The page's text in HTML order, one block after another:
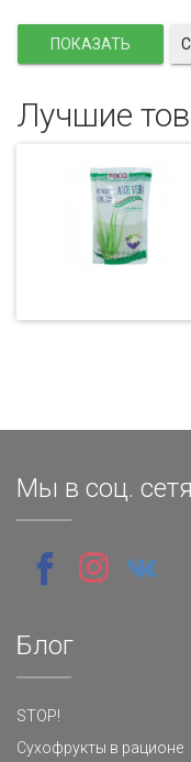
Лучшие
Мы в соц.
Блог
STOP!
Сухофрукты в рационе